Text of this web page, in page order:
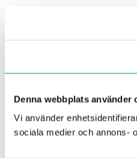
Denna webbplats använder
Vi använder
sociala medier och annons-